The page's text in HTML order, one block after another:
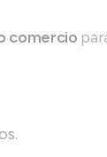
comercio